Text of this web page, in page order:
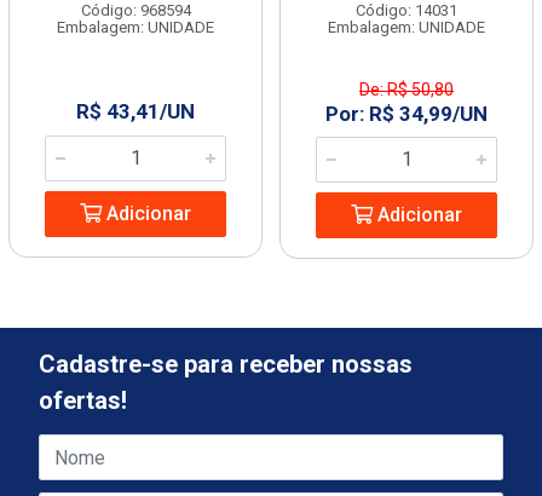
Código: 968594
Embalagem: UNIDADE
R$ 43,41/UN
Adicionar
Código: 14031
Embalagem: UNIDADE
De: R$ 50,80
Por: R$ 34,99/UN
Adicionar
Cadastre-se para receber nossas
ofertas!